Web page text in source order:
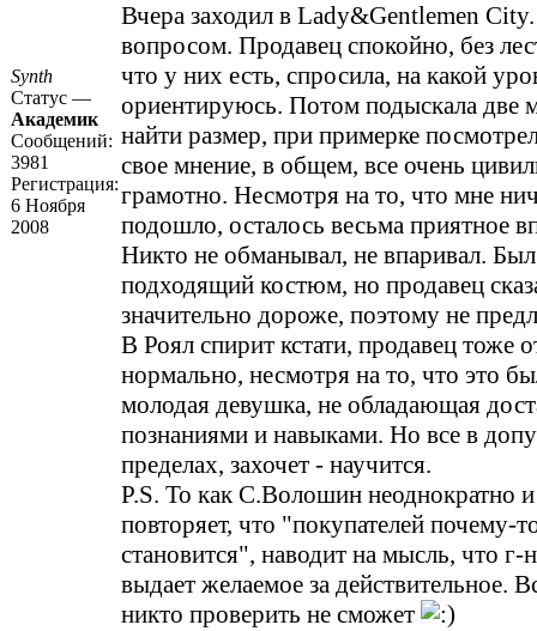
Synth
Статус —
Академик
Сообщений:
3981
Регистрация:
6 Ноября
2008
Вчера заходил в Lady&Gentlemen
вопросом. Продавец спокойно, без
что у них есть, спросила, на какой
ориентируюсь. Потом подыскала две
найти размер, при примерке
свое мнение, в общем, все очень
грамотно. Несмотря на то, что мне
подошло, осталось весьма приятное
Никто не обманывал, не впаривал.
подходящий костюм, но продавец
значительно дороже, поэтому не
В Роял спирит кстати, продавец тоже
нормально, несмотря на то, что это
молодая девушка, не обладающая
познаниями и навыками. Но все в
пределах, захочет - научится.
P.S. То как С.Волошин неоднократно
повторяет, что "покупателей почему-
становится", наводит на мысль, что
выдает желаемое за действительное.
никто проверить не сможет